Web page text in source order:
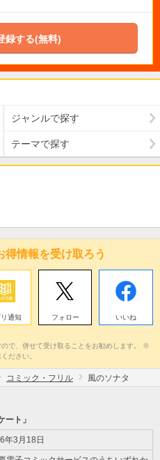
録する(無料)
ジャンルで探す
テーマで探す
得情報を受け取ろう
通知 フォロー いいね
で、併せて受け取ることをお勧めします。 ※
ださい。
コミック・フリル 風のソナタ
ート」
年3月18日